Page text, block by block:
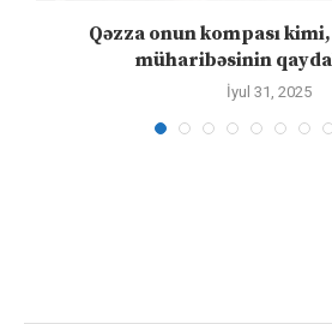
Qəzza onun kompası
müharibəsinin
İyul 31, 2025